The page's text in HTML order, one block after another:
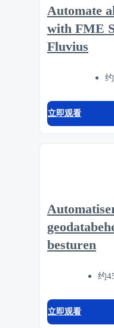
Automate
with FME
Fluvius
立即观看
besturen
约
立即观看